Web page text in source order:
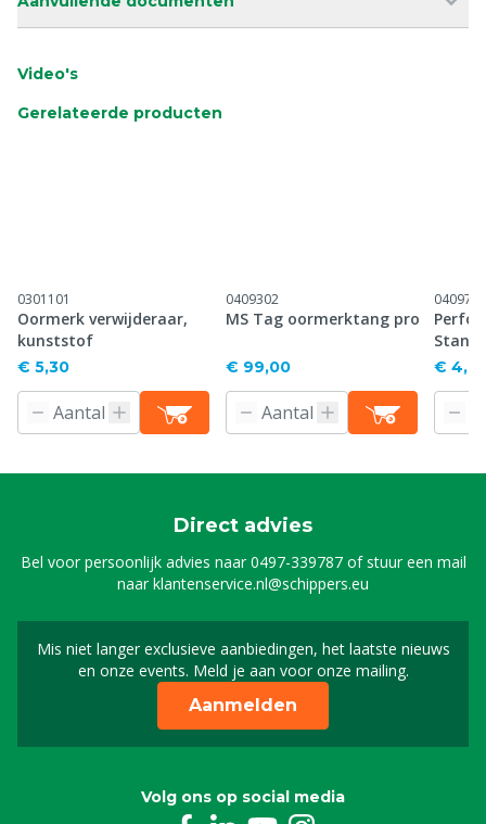
Video's
Gerelateerde producten
0301101
Oormerk verwijderaar,
kunststof
€ 5,30
0409302
MS Tag oormerktang pro
€ 99,00
0409716
€ 4,61
Direct advies
Bel voor persoonlijk advies naar0497-339787of stuur een mail
naarklantenservice.nl@schippers.eu
Mis niet langer exclusieve aanbiedingen, het laatste nieuws
en onze events. Meld je aan voor onze mailing.
Schrijf je in voor onze
Aanmelden
Volg ons op social media